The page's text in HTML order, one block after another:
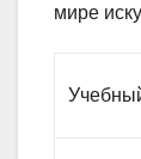
мире